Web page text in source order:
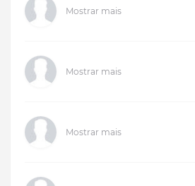
Mostrar mais
Mostrar mais
Mostrar mais